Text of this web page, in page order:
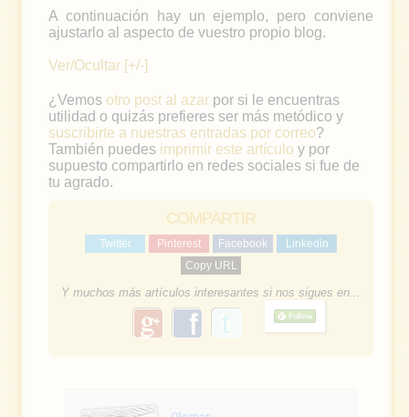
A continuación hay un ejemplo, pero conviene
ajustarlo al aspecto de vuestro propio blog.
Ver/Ocultar [+/-]
¿Vemos otro post al azar por si le encuentras
utilidad o quizás prefieres ser más metódico y
suscribirte a nuestras entradas por correo?
También puedes imprimir este artículo y por
supuesto compartirlo en redes sociales si fue de
tu agrado.
COMPARTIR
Twitter Pinterest Facebook
Linkedin
Copy URL
Y muchos más artículos interesantes si nos sigues en...
g
o
l
f